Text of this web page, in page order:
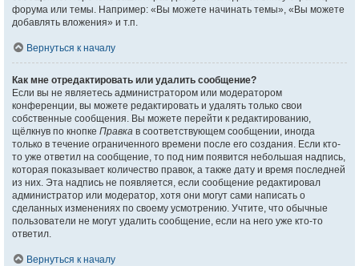
форума или темы. Например: «Вы можете начинать темы», «Вы можете
добавлять вложения» и т.п.
Вернуться к началу
Как мне отредактировать или удалить сообщение?
Если вы не являетесь администратором или модератором
конференции, вы можете редактировать и удалять только свои
собственные сообщения. Вы можете перейти к редактированию,
щёлкнув по кнопке Правка в соответствующем сообщении, иногда
только в течение ограниченного времени после его создания. Если кто-
то уже ответил на сообщение, то под ним появится небольшая надпись,
которая показывает количество правок, а также дату и время последней
из них. Эта надпись не появляется, если сообщение редактировал
администратор или модератор, хотя они могут сами написать о
сделанных изменениях по своему усмотрению. Учтите, что обычные
пользователи не могут удалить сообщение, если на него уже кто-то
ответил.
Вернуться к началу